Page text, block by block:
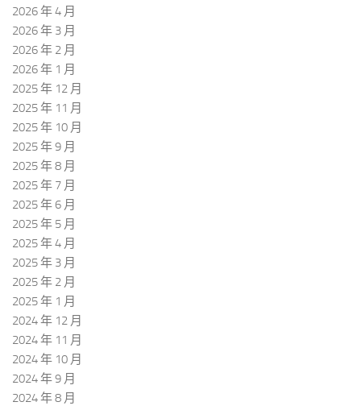
2026 年 4 月
2026 年 3 月
2026 年 2 月
2026 年 1 月
2025 年 12 月
2025 年 11 月
2025 年 10 月
2025 年 9 月
2025 年 8 月
2025 年 7 月
2025 年 6 月
2025 年 5 月
2025 年 4 月
2025 年 3 月
2025 年 2 月
2025 年 1 月
2024 年 12 月
2024 年 11 月
2024 年 10 月
2024 年 9 月
2024 年 8 月